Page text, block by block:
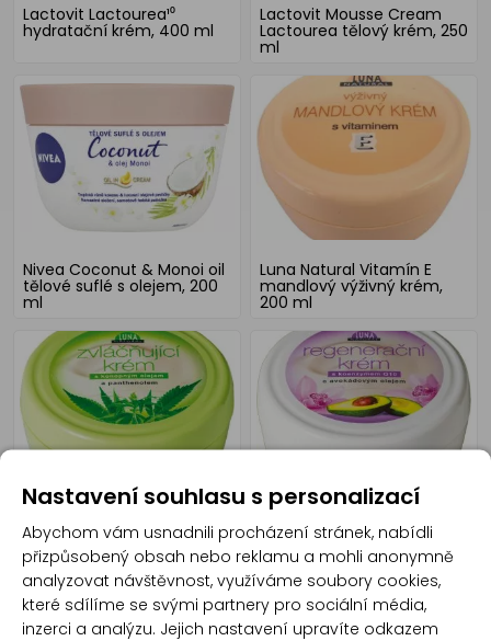
Lactovit Lactourea¹⁰
hydratační krém, 400 ml
Lactovit Mousse Cream
Lactourea tělový krém, 250
ml
Nivea Coconut & Monoi oil
tělové suflé s olejem, 200
ml
Luna Natural Vitamín E
mandlový výživný krém,
200 ml
Luna zvláčňující krém s
konopným olejem a
panthenolem, 200 ml
Luna regenerační krém s
koenzymem Q10 a
avokádem, 200 ml
Nastavení souhlasu s personalizací
Abychom vám usnadnili procházení stránek, nabídli
přizpůsobený obsah nebo reklamu a mohli anonymně
analyzovat návštěvnost, využíváme soubory cookies,
které sdílíme se svými partnery pro sociální média,
inzerci a analýzu. Jejich nastavení upravíte odkazem